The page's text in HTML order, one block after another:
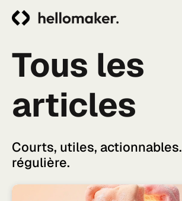
Tous les
articles
Courts, utiles,
régulière.